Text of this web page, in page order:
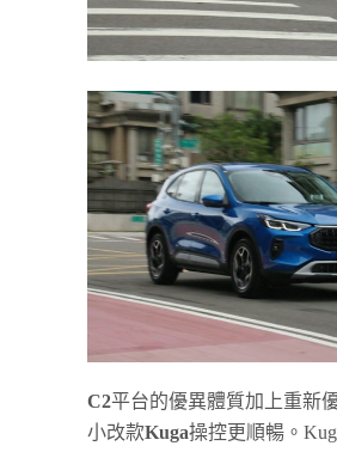
C2平台的優異體質加上重新
小改款Kuga操控更順暢。